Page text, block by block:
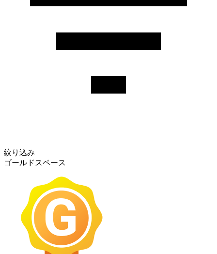
絞り込み
ゴールドスペース